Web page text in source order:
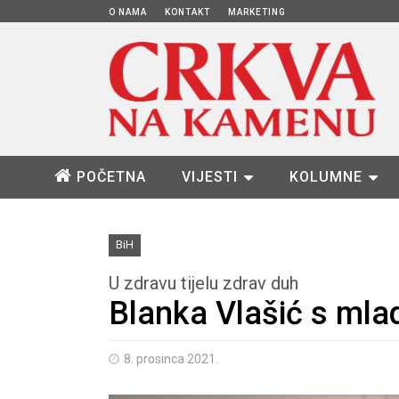
O NAMA KONTAKT MARKETING
POČETNA VIJESTI KOLUMNE
BiH
U zdravu tijelu zdrav duh
Blanka Vlašić s
8. prosinca 2021.